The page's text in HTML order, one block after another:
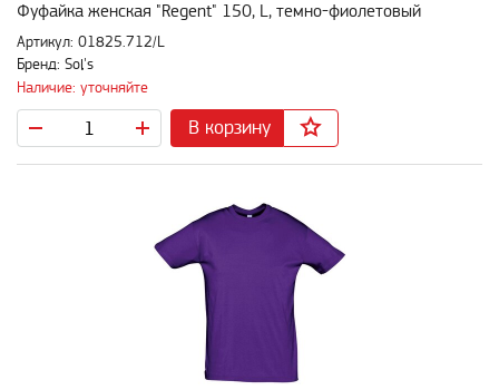
Фуфайка женская "Regent" 150, L, темно-фиолетовый
Артикул: 01825.712/L
Бренд: Sol's
Наличие: уточняйте
В корзину